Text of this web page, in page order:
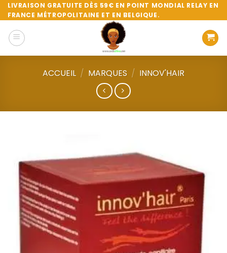
Passer
au
contenu
LIVRAISON GRATUITE DÈS 59€ EN POINT MONDIAL RELAY EN
FRANCE MÉTROPOLITAINE ET EN BELGIQUE.
ACCUEIL / MARQUES / INNOV'HAIR